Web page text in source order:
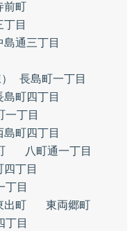
前町
丁目
島通三丁目
長島町一丁目
島町四丁目
一丁目
島町四丁目
八町通一丁目
四丁目
丁目
出町
東両郷町
丁目